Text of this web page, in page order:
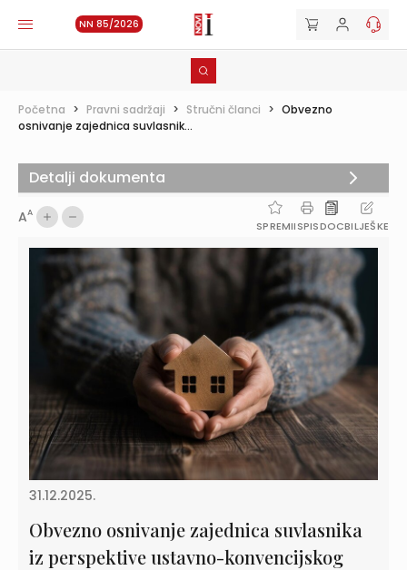
NN 85/2026
Početna > Pravni sadržaji > Stručni članci > Obvezno
osnivanje zajednica suvlasnik...
AA
SPREMIISPISDOCBILJEŠKE
31.12.2025.
Obvezno osnivanje zajednica suvlasnika
iz perspektive ustavno-konvencijskog
Detalji dokumenta